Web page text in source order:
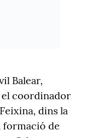
Balear,
el coordinador
dins la
formació de